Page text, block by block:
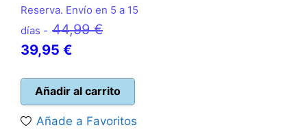
Reserva. Envío en 5 a 15
días - 44,99€El
era:
44,99 €.
39,95 €
actual
es:
Añadir al carrito
Añade a Favoritos